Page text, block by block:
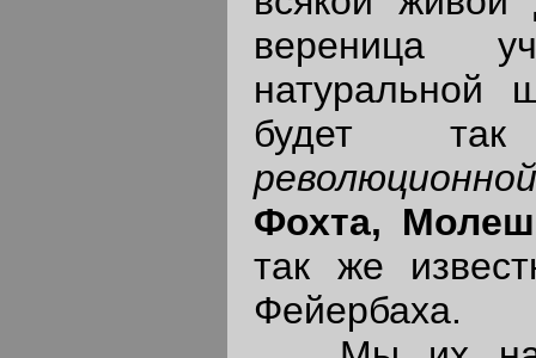
вереница
натуральной
будет
Фохта,
так же
Фейербаха.